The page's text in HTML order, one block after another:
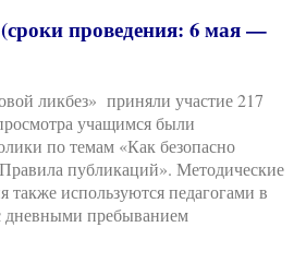
(сроки проведения: 6 мая —
ликбез» приняли участие 217
учащимся были
по темам «Как безопасно
публикаций». Методические
также используются педагогами в
дневными пребыванием